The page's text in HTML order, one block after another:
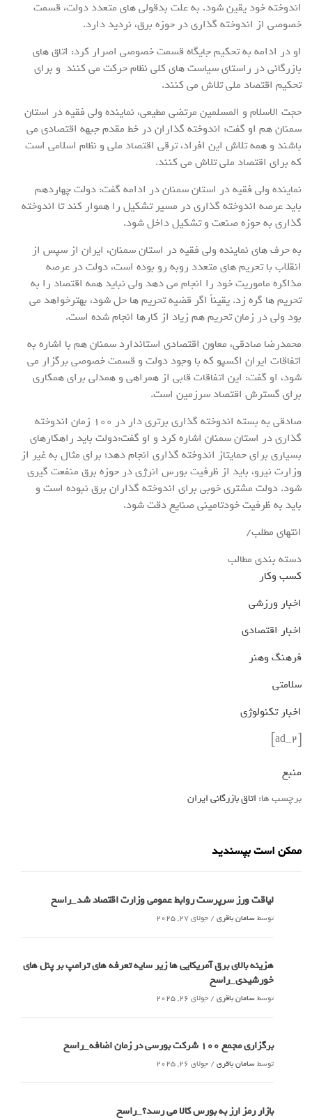
اندوخته خود یقین شود. به علت بدقولی های متعدد دولت، قسمت
خصوصی از اندوخته گذاری در حوزه برق، نردید دارد.
او در ادامه به تحکیم جایگاه قسمت خصوصی اصرار کرد: اتاق های
بازرگانی در راستای سیاست های کلی نظام حرکت می کنند و برای
تحکیم اقتصاد ملی تلاش می کنند.
حجت الاسلام و المسلمین مرتضی مطیعی، نماینده ولی فقیه در استان
سمنان هم او گفت: اندوخته گذاران در خط مقدم جبهه اقتصادی می
باشند و همه تلاش این افراد، ترقی اقتصاد ملی و نظام اسلامی است
که برای اقتصاد ملی تلاش می کنند.
نماینده ولی فقیه در استان سمنان در ادامه گفت: دولت چهاردهم
باید عرصه اندوخته گذاری در مسیر تشکیل را هموار کند تا اندوخته
گذاری به حوزه صنعت و تشکیل داخل شود.
به حرف های نماینده ولی فقیه در استان سمنان، ایران از سپس از
انقلاب با تحریم های متعدد روبه رو بوده است، دولت در عرصه
مذاکره ماموریت خود را انجام می دهد ولی نباید همه اقتصاد را به
تحریم ها گره زد. یقیناً اگر قضیه تحریم ها حل شود، بهترخواهد می
بود ولی در زمان تحریم هم زیاد از کارها انجام شده است.
محمدرضا صادقی، معاون اقتصادی استاندارد سمنان هم با اشاره به
اتفاقات ایران اکسپو که با وجود دولت و قسمت خصوصی برگزار می
شود، او گفت: این اتفاقات قابی از همراهی و همدلی برای همکاری
برای گسترش اقتصاد سرزمین است.
صادقی به بسته اندوخته گذاری برتری دار در 100 زمان اندوخته
گذاری در استان سمنان اشاره کرد و او گفت:دولت باید راهکارهای
بسیاری برای حمایتاز اندوخته گذاری انجام دهد؛ برای مثال به غیر از
وزارت نیرو، باید از ظرفیت بورس انرژی در حوزه برق منفعت گیری
شود. دولت مشتری خوبی برای اندوخته گذاران برق نبوده است و
باید به ظرفیت خودتامینی صنایع دقت شود.
انتهای مطلب/
دسته بندی مطالب
کسب وکار
اخبار ورزشی
اخبار اقتصادی
فرهنگ وهنر
سلامتی
اخبار تکنولوژی
[ad_2]
منبع
برچسب ها: اتاق بازرگانی ایران
ممکن است بپسندید
لیاقت ورز سرپرست روابط عمومی وزارت اقتصاد شد_راسخ
توسطسامان باقری / جولای 27, 2025
هزینه بالای برق آمریکایی ها زیر سایه تعرفه های ترامپ بر پنل های
خورشیدی_راسخ
توسطسامان باقری / جولای 26, 2025
برگزاری مجمع 100 شرکت بورسی در زمان اضافه_راسخ
توسطسامان باقری / جولای 26, 2025
بازار رمز ارز به بورس کالا می رسد؟_راسخ